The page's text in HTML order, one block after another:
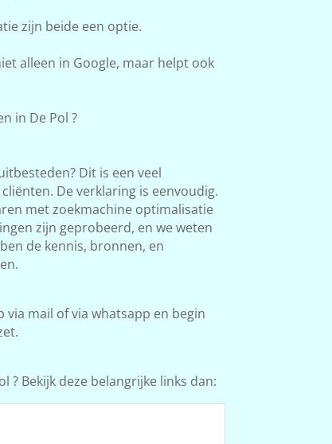
zijn beide een optie.
alleen in Google, maar helpt ook
in De Pol ?
Dit is een veel
De verklaring is eenvoudig.
met zoekmachine optimalisatie
zijn geprobeerd, en we weten
de kennis, bronnen, en
via mail of via whatsapp en begin
? Bekijk deze belangrijke links dan: